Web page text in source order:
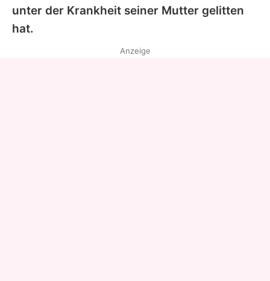
unter der Krankheit seiner Mutter gelitten
hat.
Anzeige